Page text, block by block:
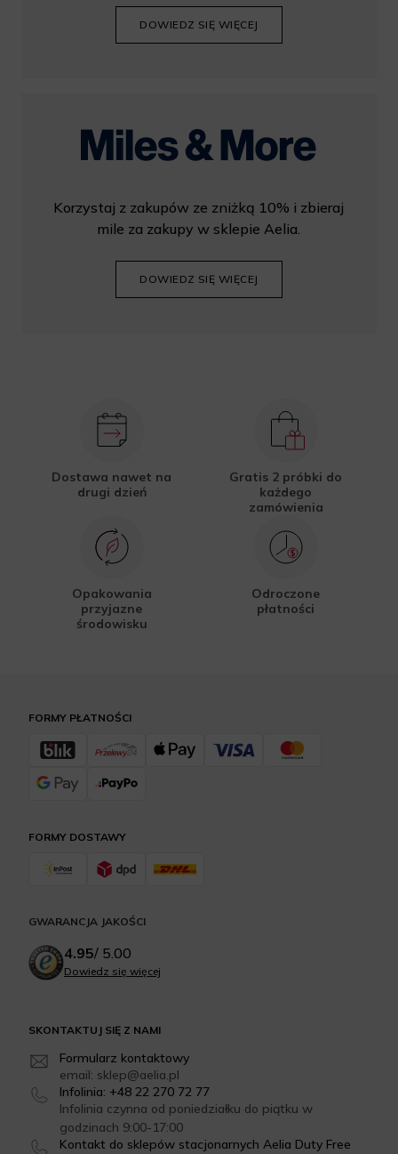
DOWIEDZ SIĘ WIĘCEJ
Korzystaj z zakupów ze zniżką 10% i zbieraj
mile za zakupy w sklepie Aelia.
DOWIEDZ SIĘ WIĘCEJ
Dostawa nawet na
drugi dzień
Gratis 2 próbki do
każdego
zamówienia
Opakowania
przyjazne
środowisku
Odroczone
płatności
SKONTAKTUJ SIĘ Z NAMI
Formularz kontaktowy
email: sklep@aelia.pl
Infolinia: +48 22 270 72 77
Infolinia czynna od poniedziałku do piątku w
godzinach 9:00-17:00
Kontakt do sklepów stacjonarnych Aelia Duty Free
FORMY DOSTAWY
FORMY PŁATNOŚCI
GWARANCJA JAKOŚCI
4.95/ 5.00
Dowiedz się więcej